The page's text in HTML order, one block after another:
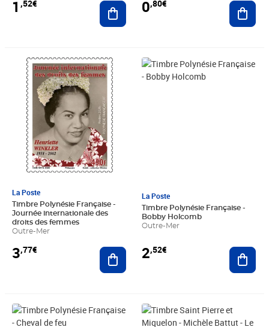
1 ,52€ Ajouter au panier
0,80€
La Poste
Timbre Polynésie Française -
Journée internationale des
droits des femmes
Outre-Mer
3,77€
Prix 3,77€
Ajouter au panier
La Poste
Timbre Polynésie Française -
Bobby Holcomb
Outre-Mer
2,52€
Prix 2,52€
Prix 1,93€ Prix 3,10€